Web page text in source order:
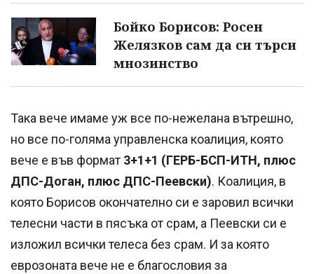
Бойко Борисов: Росен
Желязков сам да си търси
мнозинство
Така вече имаме уж все по-нежелана вътрешно,
но все по-голяма управленска коалиция, която
вече е във формат 3+1+1 (ГЕРБ-БСП-ИТН, плюс
ДПС-Доган, плюс ДПС-Пеевски). Коалиция, в
която Борисов окончателно си е заровил всички
телесни части в пясъка от срам, а Пеевски си е
изложил всички телеса без срам. И за която
еврозоната вече не е благословия за